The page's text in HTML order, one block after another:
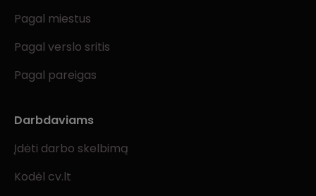
Pagal miestus
Pagal verslo sritis
Pagal pareigas
Darbdaviams
Įdėti darbo skelbimą
Kodėl cv.lt